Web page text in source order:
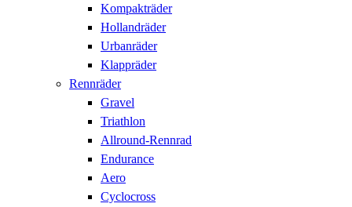
Kompakträder
Hollandräder
Urbanräder
Klappräder
Rennräder
Gravel
Triathlon
Allround-Rennrad
Endurance
Aero
Cyclocross